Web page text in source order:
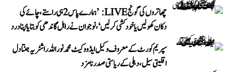
چھاتروں کی گونج LIVE: ’ہمارے پاس 2 ہی راستے، چائے کی
دکان کھولیں یا خودکشی کر لیں‘، نوجوان نے راہل گاندھی کو بتایا اپنا درد
سپریم کورٹ کے معروف وکیل ایڈووکیٹ محمد نور اللہ راشٹریہ جنتا دل
اقلیتی سیل، دہلی کے ریاستی صدر نامزد